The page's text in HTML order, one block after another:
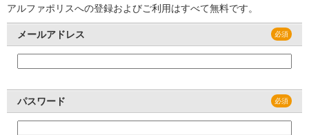
アルファポリスへの登録およびご利用はすべて無料です。
メールアドレス
パスワード